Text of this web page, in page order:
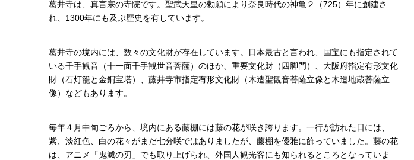
葛井寺は、真言宗の寺院です。聖武天皇の勅願により奈良時代の神亀２（725）年に創建さ
れ、1300年にも及ぶ歴史を有しています。
葛井寺の境内には、数々の文化財が存在しています。日本最古と言われ、国宝にも指定されて
いる千手観音（十一面千手観世音菩薩）のほか、重要文化財（四脚門）、大阪府指定有形文化
財（石灯籠と金銅宝塔）、藤井寺市指定有形文化財（木造聖観音菩薩立像と木造地蔵菩薩立
像）などもあります。
毎年４月中旬ごろから、境内にある藤棚には藤の花が咲き誇ります。一行が訪れた日には、
紫、淡紅色、白の花々がまだ七分咲ではありましたが、藤棚を優雅に飾っていました。藤の花
は、アニメ「鬼滅の刃」でも取り上げられ、外国人観光客にも知られるところとなっていま